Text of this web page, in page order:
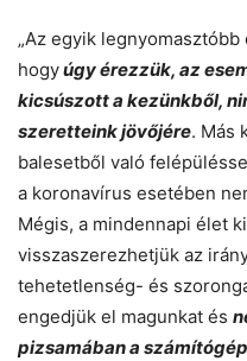
„Az egyik
hogyúgy érezzük, az
kicsúszott a kezünkből,
szeretteink jövőjére. Más
balesetből való
a koronavírus esetében
Mégis, a mindennapi élet
visszaszerezhetjük az
tehetetlenség- és
engedjük el magunkat és
pizsamában a